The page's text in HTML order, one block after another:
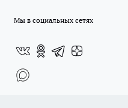
Мы в социальных сетях